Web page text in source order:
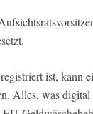
ist, kann
Alles, was